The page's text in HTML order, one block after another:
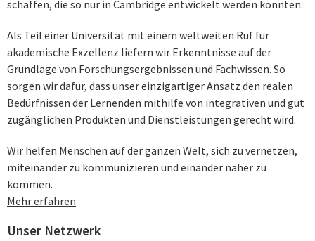
schaffen, die so nur in Cambridge entwickelt werden konnten.
Als Teil einer Universität mit einem weltweiten Ruf für
akademische Exzellenz liefern wir Erkenntnisse auf der
Grundlage von Forschungsergebnissen und Fachwissen. So
sorgen wir dafür, dass unser einzigartiger Ansatz den realen
Bedürfnissen der Lernenden mithilfe von integrativen und gut
zugänglichen Produkten und Dienstleistungen gerecht wird.
Wir helfen Menschen auf der ganzen Welt, sich zu vernetzen,
miteinander zu kommunizieren und einander näher zu
kommen.
Mehr erfahren
Unser Netzwerk